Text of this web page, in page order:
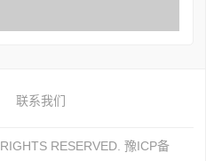
联系我们
RIGHTS RESERVED. 豫ICP备